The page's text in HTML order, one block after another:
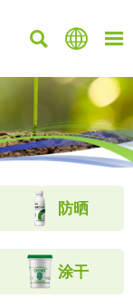
  
防晒
涂干